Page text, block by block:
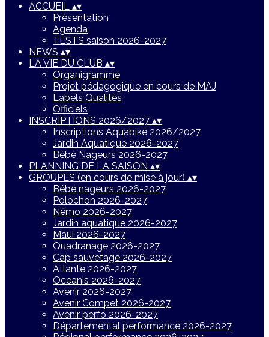
ACCUEIL ▴▾
Présentation
Agenda
TESTS saison 2026-2027
NEWS ▴▾
LA VIE DU CLUB ▴▾
Organigramme
Projet pédagogique en cours de MAJ
Labels Qualités
Officiels
INSCRIPTIONS 2026/2027 ▴▾
Inscriptions Aquabike 2026/2027
Jardin Aquatique 2026-2027
Bébé Nageurs 2026-2027
PLANNING DE LA SAISON ▴▾
GROUPES (en cours de mise à jour) ▴▾
Bébé nageurs 2026-2027
Polochon 2026-2027
Némo 2026-2027
Jardin aquatique 2026-2027
Maui 2026-2027
Quadranage 2026-2027
Cap sauvetage 2026-2027
Atlante 2026-2027
Oceanis 2026-2027
Avenir 2026-2027
Avenir Compet 2026-2027
Avenir perfo 2026-2027
Départemental performance 2026-2027